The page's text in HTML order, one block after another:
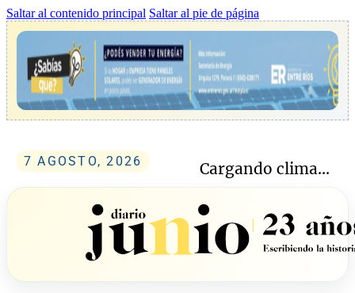
Saltar al contenido principal Saltar al pie de página
7 AGOSTO, 2026 Cargando clima...